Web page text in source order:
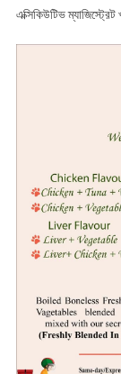
এক্সিকিউটিভ ম্যাজিস্ট্রেট